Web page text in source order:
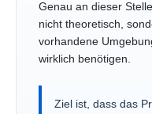
Genau an dieser
nicht theoretisch,
vorhandene
wirklich benötigen.
Ziel ist, dass das